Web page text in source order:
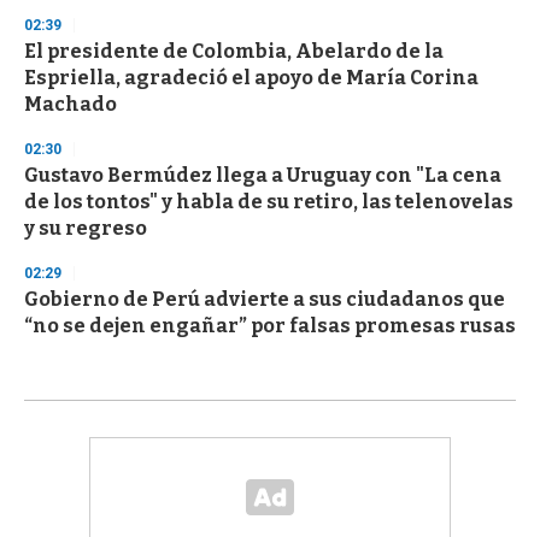
02:39
El presidente de Colombia, Abelardo de la
Espriella, agradeció el apoyo de María Corina
Machado
02:30
Gustavo Bermúdez llega a Uruguay con "La cena
de los tontos" y habla de su retiro, las telenovelas
y su regreso
02:29
Gobierno de Perú advierte a sus ciudadanos que
“no se dejen engañar” por falsas promesas rusas